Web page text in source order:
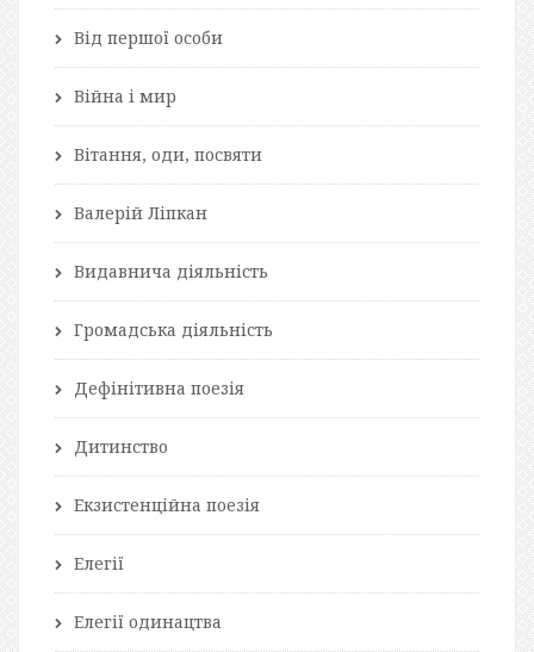
Від першої особи
Війна і мир
Вітання, оди, посвяти
Валерій Ліпкан
Видавнича діяльність
Громадська діяльність
Дефінітивна поезія
Дитинство
Екзистенційна поезія
Елегії
Елегії одинацтва